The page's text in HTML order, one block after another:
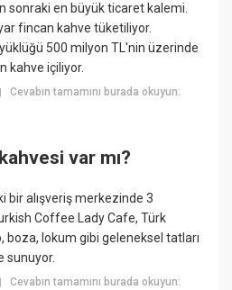
sonraki en büyük ticaret kalemi.
fincan kahve tüketiliyor.
500 milyon TL'nin üzerinde
kahve içiliyor.
Cevabın tamamını burada okuyun:
var mı?
bir alışveriş merkezinde 3
Coffee Lady Cafe, Türk
boza, lokum gibi geleneksel tatları
sunuyor.
Cevabın tamamını burada okuyun: